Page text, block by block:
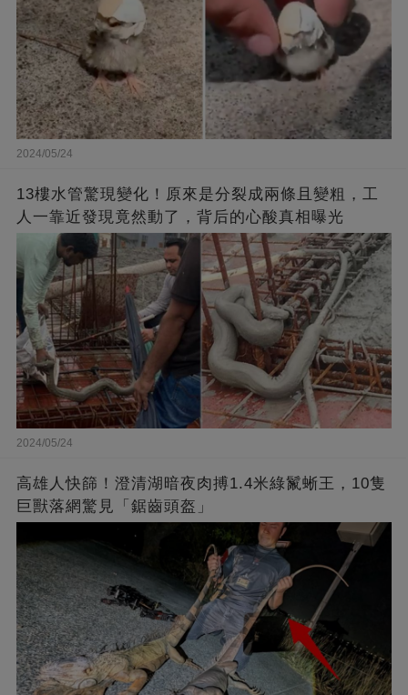
2024/05/24
13樓水管驚現變化！原來是分裂成兩條且變粗，工
人一靠近發現竟然動了，背后的心酸真相曝光
2024/05/24
高雄人快篩！澄清湖暗夜肉搏1.4米綠鬣蜥王，10隻
巨獸落網驚見「鋸齒頭盔」